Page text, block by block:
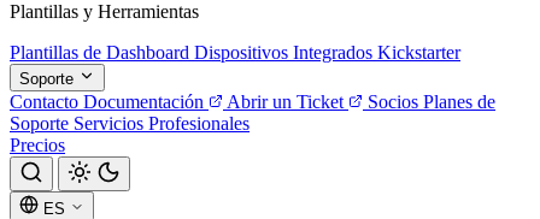
Plantillas y Herramientas
Plantillas de Dashboard Dispositivos Integrados Kickstarter
Soporte
Contacto Documentación Abrir un Ticket Socios Planes de
Soporte Servicios Profesionales
Precios
ES